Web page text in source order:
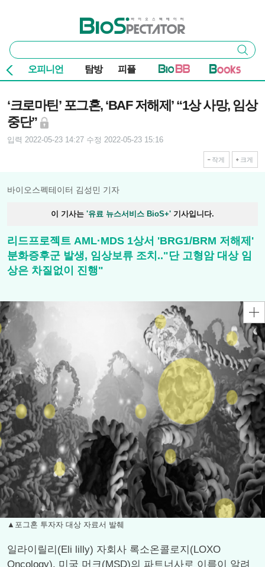
바이오스펙테이터
통
합
검
색
검색
오피니언 탐방 피플
‘크로마틴’ 포그혼, ‘BAF 저해제’ “1상 사망, 임상
중단”
입력 2022-05-23 14:27 수정 2022-05-23 15:16
작게 크게
바이오스펙테이터 김성민 기자
이 기사는 '유료 뉴스서비스 BioS+' 기사입니다.
리드프로젝트 AML·MDS 1상서 'BRG1/BRM 저해제'
분화증후군 발생, 임상보류 조치.."단 고형암 대상 임
상은 차질없이 진행"
▲포그혼 투자자 대상 자료서 발췌
일라이릴리(Eli lilly) 자회사 록소온콜로지(LOXO
Oncology), 미국 머크(MSD)의 파트너사로 이름이 알려